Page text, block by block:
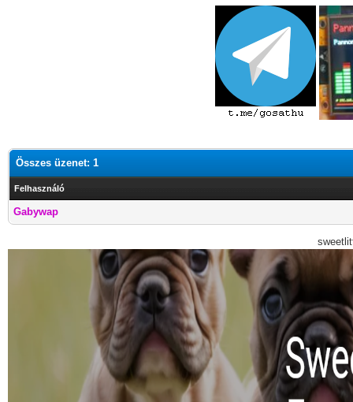
Összes üzenet: 1
Felhasználó
Gabywap